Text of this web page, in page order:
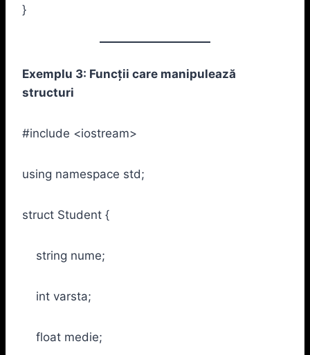
}
Exemplu 3: Funcții care manipulează
structuri
#include <iostream>
using namespace std;
struct Student {
string nume;
int varsta;
float medie;